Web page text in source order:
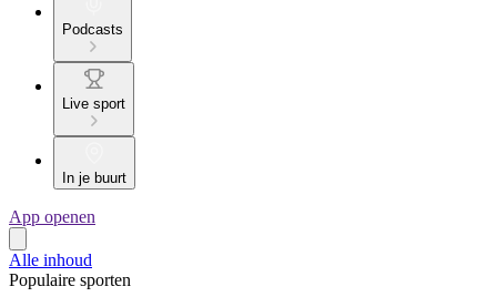
Podcasts
Live sport
In je buurt
App openen
Alle inhoud
Populaire sporten